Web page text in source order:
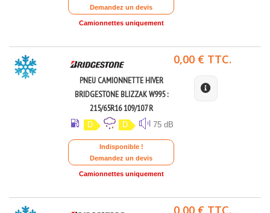
Demandez un devis
Camionnettes uniquement
PNEU CAMIONNETTE HIVER
BRIDGESTONE BLIZZAK W995 :
215/65R16 109/107 R
D D 75 dB
Indisponible !
Demandez un devis
Camionnettes uniquement
0,00 € TTC.
0,00 € TTC.